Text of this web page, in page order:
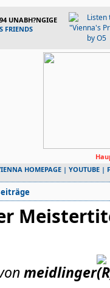
UNABH?NGIGE
FRIENDS
HOMEPAGE | YOUTUBE |
meidlinger